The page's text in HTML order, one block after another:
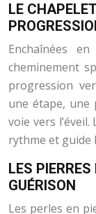
LE
Enchaînées
cheminement
progression
une étape, une
voie vers
rythme et guide
LES PIERRES
GUÉRISON
Les perles en